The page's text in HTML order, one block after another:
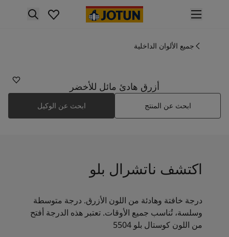
nav label
منتجات الدهان الداخلي
جميع المنتجات الخارجية
الألوان
ألوان الدهانات الداخلية
جميع ألوان الديكور الداخلي
Colour tools
إلهام ألوان الدهان الداخلي
إلهام ألوان الدهان الخارجي
المقالات
جميع الألوان الداخلية
أزرق هادئ مائل للأخضر
ابحث عن المنتج ابحث عن الوكيل
اكتشف ناتشرال بلو
درجة خافتة وهادئة من اللون الأزرق. درجة متوسطة
وسلسة، تُناسب جميع الأوقات. تعتبر هذه الدرجة أفتح
من اللون كوستال بلو 5504